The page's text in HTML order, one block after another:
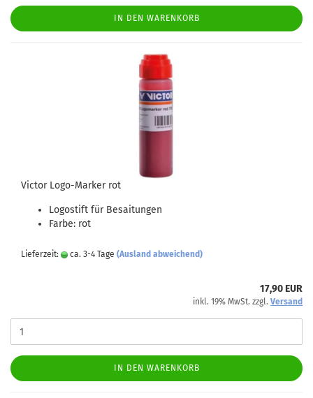
IN DEN WARENKORB
Victor Logo-Marker rot
Logostift für Besaitungen
Farbe: rot
Lieferzeit: ca. 3-4 Tage (Ausland abweichend)
17,90 EUR
inkl. 19% MwSt. zzgl. Versand
IN DEN WARENKORB